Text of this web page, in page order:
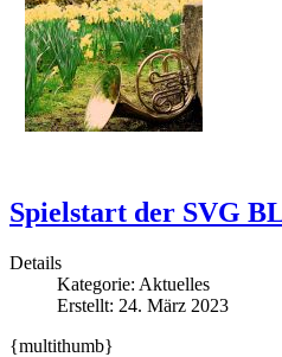
Spielstart der SVG
Details
Kategorie: Aktuelles
Erstellt: 24. März 2023
{multithumb}